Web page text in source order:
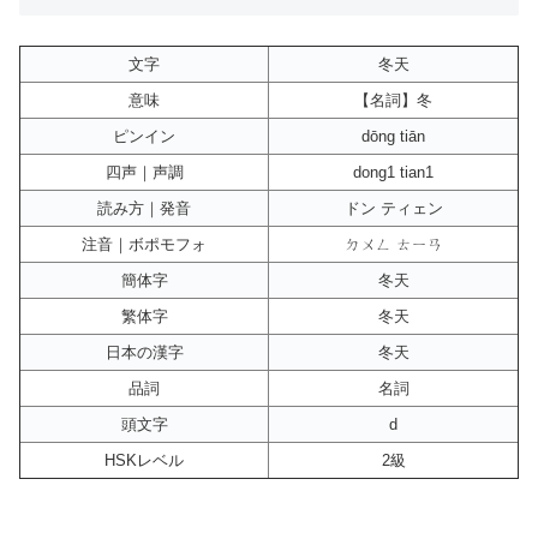
文字
冬天
意味
【名詞】冬
ピンイン
dōng tiān
四声｜声調
dong1 tian1
読み方｜発音
ドン ティェン
注音｜ボポモフォ
ㄉㄨㄥ ㄊㄧㄢ
簡体字
冬天
繁体字
冬天
日本の漢字
冬天
品詞
名詞
頭文字
d
HSKレベル
2級